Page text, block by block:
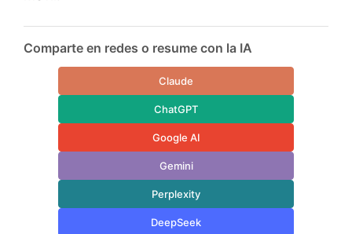
Comparte en redes o resume con la IA
Claude
ChatGPT
Google AI
Gemini
Perplexity
DeepSeek